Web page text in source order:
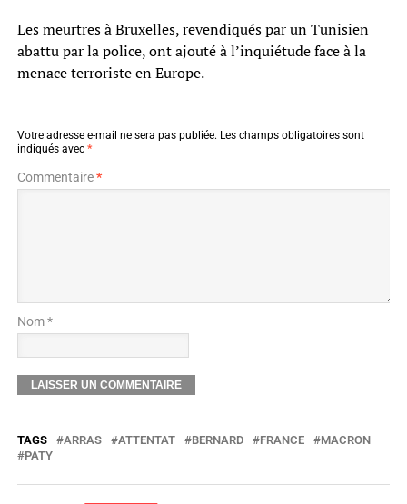
Les meurtres à Bruxelles, revendiqués par un Tunisien
abattu par la police, ont ajouté à l’inquiétude face à la
menace terroriste en Europe.
Votre adresse e-mail ne sera pas publiée. Les champs obligatoires sont
indiqués avec *
Commentaire*
Nom *
TAGS ARRAS ATTENTAT BERNARD FRANCE
MACRON
PATY